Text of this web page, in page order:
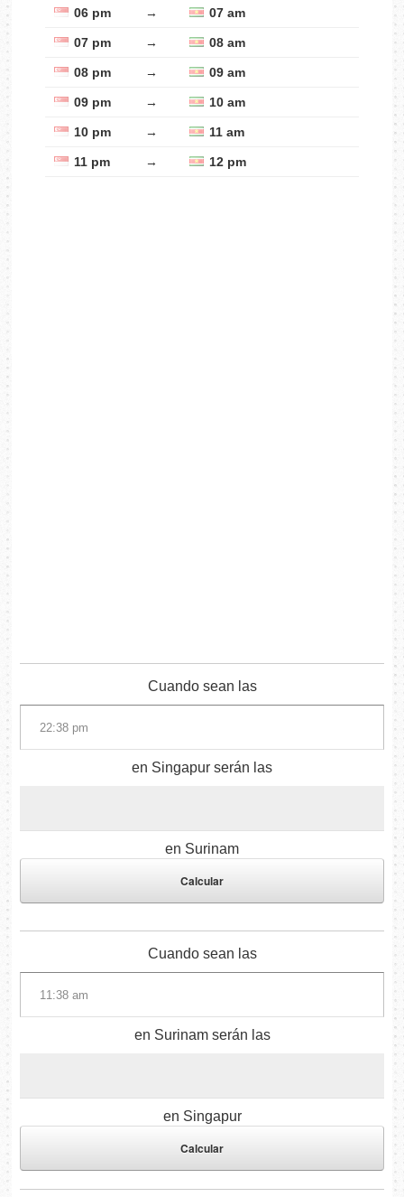
06 pm → 07 am
07 pm → 08 am
08 pm → 09 am
09 pm → 10 am
10 pm → 11 am
11 pm → 12 pm
Cuando sean las
en Singapur serán las
en Surinam
Cuando sean las
en Surinam serán las
en Singapur